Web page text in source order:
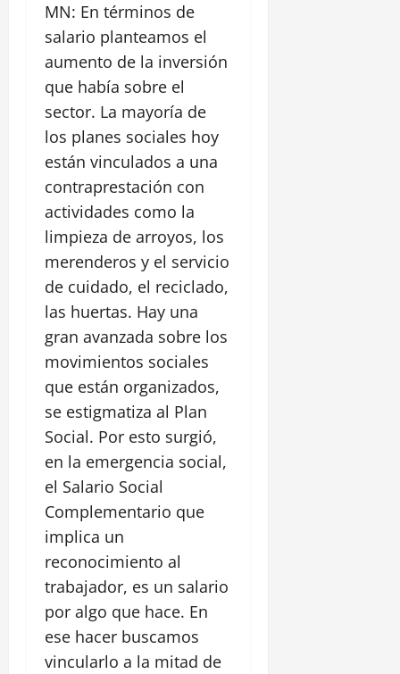
MN: En términos de
salario planteamos el
aumento de la inversión
que había sobre el
sector. La mayoría de
los planes sociales hoy
están vinculados a una
contraprestación con
actividades como la
limpieza de arroyos, los
merenderos y el servicio
de cuidado, el reciclado,
las huertas. Hay una
gran avanzada sobre los
movimientos sociales
que están organizados,
se estigmatiza al Plan
Social. Por esto surgió,
en la emergencia social,
el Salario Social
Complementario que
implica un
reconocimiento al
trabajador, es un salario
por algo que hace. En
ese hacer buscamos
vincularlo a la mitad de